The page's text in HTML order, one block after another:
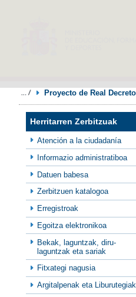
Proyecto de Real
Herritarren Zerbitzuak
Atención a la ciudadanía
Informazio administratiboa
Datuen babesa
Zerbitzuen katalogoa
Erregistroak
Egoitza elektronikoa
Bekak, laguntzak, diru-
laguntzak eta sariak
Fitxategi nagusia
Argitalpenak eta Liburutegiak